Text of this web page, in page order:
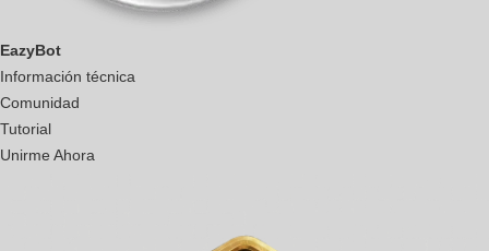
EazyBot
Información técnica
Comunidad
Tutorial
Unirme Ahora